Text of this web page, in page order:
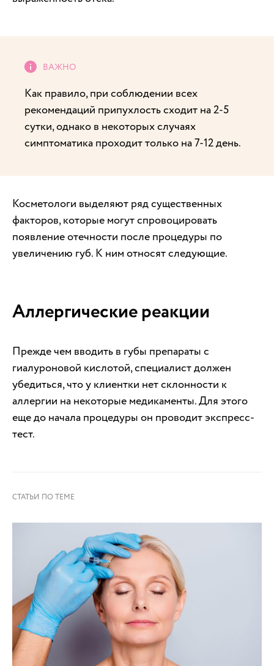
Как правило, при соблюдении всех
рекомендаций припухлость сходит на 2-5
сутки, однако в некоторых случаях
симптоматика проходит только на 7-12 день.
Косметологи выделяют ряд существенных
факторов, которые могут спровоцировать
появление отечности после процедуры по
увеличению губ. К ним относят следующие.
Аллергические реакции
Прежде чем вводить в губы препараты с
гиалуроновой кислотой, специалист должен
убедиться, что у клиентки нет склонности к
аллергии на некоторые медикаменты. Для этого
еще до начала процедуры он проводит экспресс-
тест.